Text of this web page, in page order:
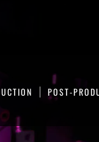
POST-